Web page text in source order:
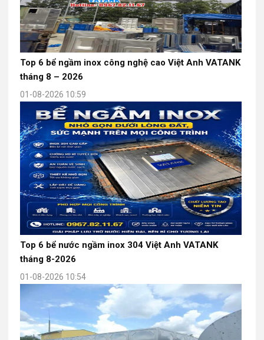
Top 6 bể ngầm inox công nghệ cao Việt Anh VATANK
tháng 8 – 2026
01-08-2026 10:59
Top 6 bể nước ngầm inox 304 Việt Anh VATANK
tháng 8-2026
01-08-2026 10:54